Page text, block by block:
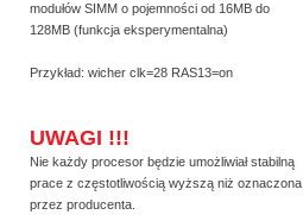
modułów SIMM o pojemności od 16MB do
128MB (funkcja eksperymentalna)
Przykład: wicher clk=28 RAS13=on
UWAGI !!!
Nie każdy procesor będzie umożliwiał stabilną
prace z częstotliwością wyższą niż oznaczona
przez producenta.